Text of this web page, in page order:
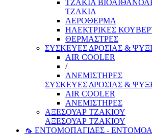
ΤΖΑΚΙΑ
ΤΖΑΚΙΑ
ΑΕΡΟΘΕΡΜΑ
ΗΛΕΚΤΡΙΚΕΣ
ΘΕΡΜΑΣΤΡΕΣ
ΣΥΣΚΕΥΕΣ ΔΡΟΣΙΑΣ &
AIR COOLER
/
ΑΝΕΜΙΣΤΗΡΕΣ
ΣΥΣΚΕΥΕΣ ΔΡΟΣΙΑΣ &
AIR COOLER
ΑΝΕΜΙΣΤΗΡΕΣ
ΑΞΕΣΟΥΑΡ ΤΖΑΚΙΟΥ
ΑΞΕΣΟΥΑΡ ΤΖΑΚΙΟΥ
🦟 ΕΝΤΟΜΟΠΑΓΙΔΕΣ -